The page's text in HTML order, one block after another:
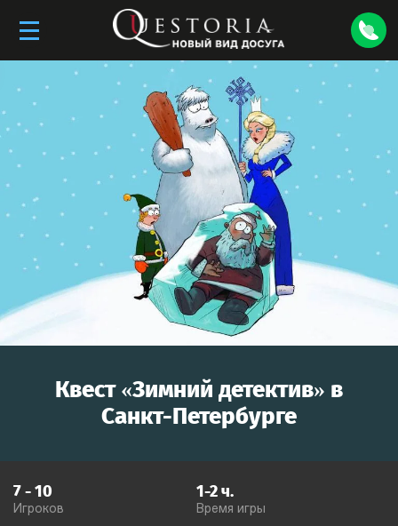
Квест «Зимний детектив» в
Санкт-Петербурге
7-10
Игроков
1-2ч.
Время игры